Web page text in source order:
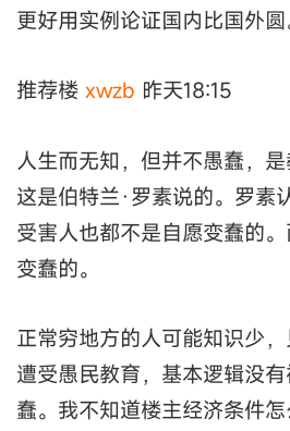
更好用实例论证国内比国外圆
推荐楼 xwzb 昨天18:15
人生而无知，但并不愚蠢，是
这是伯特兰·罗素说的。罗素
受害人也都不是自愿变蠢的
变蠢的。
正常穷地方的人可能知识少
遭受愚民教育，基本逻辑没
蠢。我不知道楼主经济条件